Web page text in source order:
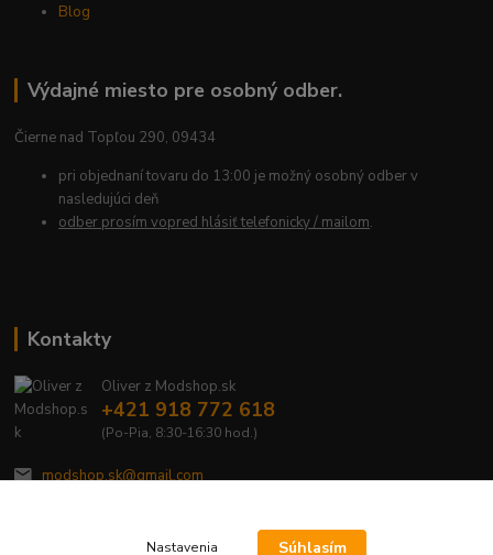
Blog
Výdajné miesto pre osobný odber.
Čierne nad Topľou 290, 09434
pri objednaní tovaru do 13:00 je možný osobný odber v
nasledujúci deň
odber prosím vopred hlásiť telefonicky / mailom.
Kontakty
Oliver z Modshop.sk
+421 918 772 618
(Po-Pia, 8:30-16:30 hod.)
modshop.sk@gmail.com
Nastavenia Súhlasím